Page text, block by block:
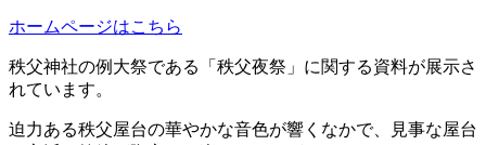
ホームページはこちら
秩父神社の例大祭である「秩父夜祭」に関する資料が展示さ
れています。
迫力ある秩父屋台の華やかな音色が響くなかで、見事な屋台